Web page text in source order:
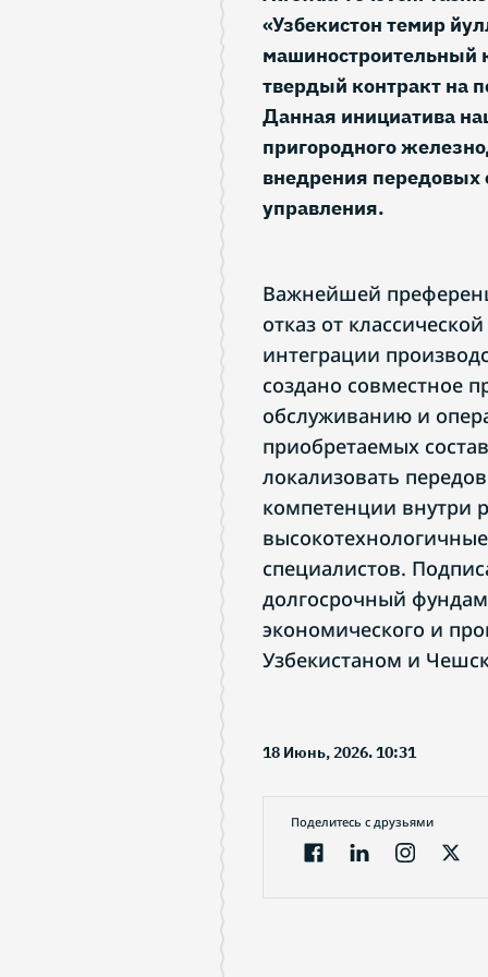
«Узбекистон темир
машиностроительный
твердый контракт на
Данная инициатива
пригородного
внедрения передовых
управления.
Важнейшей
отказ от
интеграции
создано совместное
обслуживанию и
приобретаемых
локализовать
компетенции внутри
специалистов.
долгосрочный
экономического и
Узбекистаном и
18 Июнь, 2026. 10:31
Поделитесь с друзьями